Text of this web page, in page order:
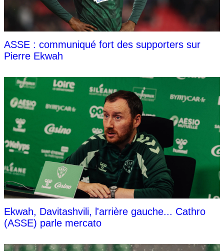
ASSE : communiqué fort des supporters sur
Pierre Ekwah
Ekwah, Davitashvili, l'arrière gauche... Cathro
(ASSE) parle mercato